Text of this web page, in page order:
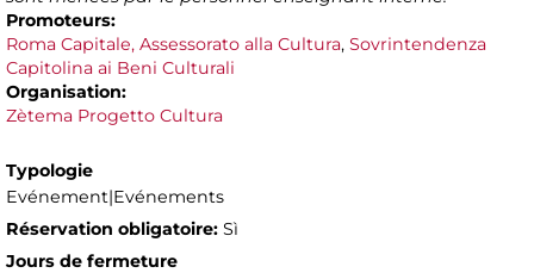
Promoteurs:
Roma Capitale, Assessorato alla Cultura, Sovrintendenza
Capitolina ai Beni Culturali
Organisation:
Zètema Progetto Cultura
Typologie
Evénement|Evénements
Réservation obligatoire: Sì
Jours de fermeture